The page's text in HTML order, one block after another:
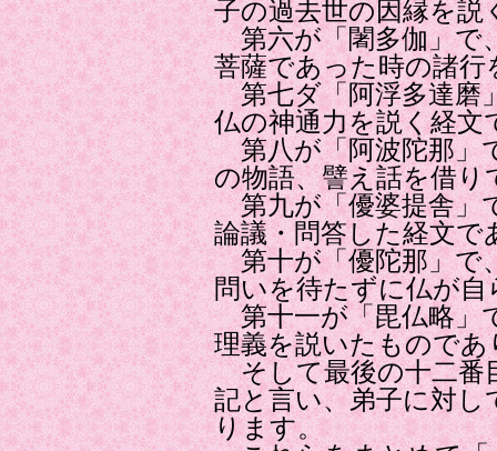
子の過去世の因縁を説
第六が「闍多伽」で
菩薩であった時の諸
第七ダ「阿浮多達磨
仏の神通力を説く経文
第八が「阿波陀那」
の物語、譬え話を借
第九が「優婆提舎」
論議・問答した経文で
第十が「優陀那」で
問いを待たずに仏が
第十一が「毘仏略」
理義を説いたものであ
そして最後の十二番
記と言い、弟子に対
ります。